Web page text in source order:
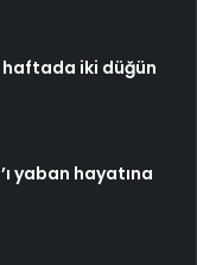
haftada iki düğün
yaban hayatına